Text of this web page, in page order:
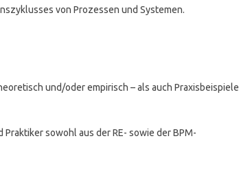
von Prozessen und Systemen.
und/oder empirisch – als auch Praxisbeispiele
sowohl aus der RE- sowie der BPM-